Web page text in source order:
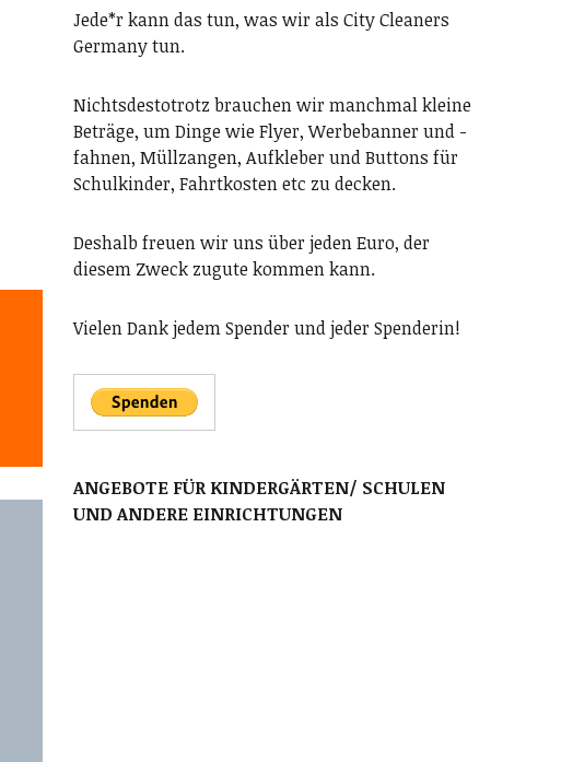
Jede*r kann das tun, was wir als City Cleaners
Germany tun.
Nichtsdestotrotz brauchen wir manchmal kleine
Beträge, um Dinge wie Flyer, Werbebanner und -
fahnen, Müllzangen, Aufkleber und Buttons für
Schulkinder, Fahrtkosten etc zu decken.
Deshalb freuen wir uns über jeden Euro, der
diesem Zweck zugute kommen kann.
Vielen Dank jedem Spender und jeder Spenderin!
ANGEBOTE FÜR KINDERGÄRTEN/ SCHULEN
UND ANDERE EINRICHTUNGEN